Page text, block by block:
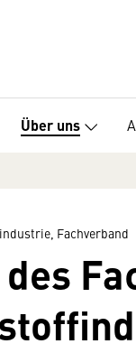
Über uns
Fachverband